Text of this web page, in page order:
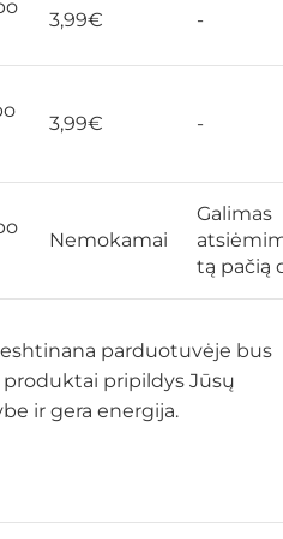
3,99€ -
3,99€ -
Nemokamai
Galimas
tą pačią
parduotuvėje bus
produktai pripildys Jūsų
ir gera energija.